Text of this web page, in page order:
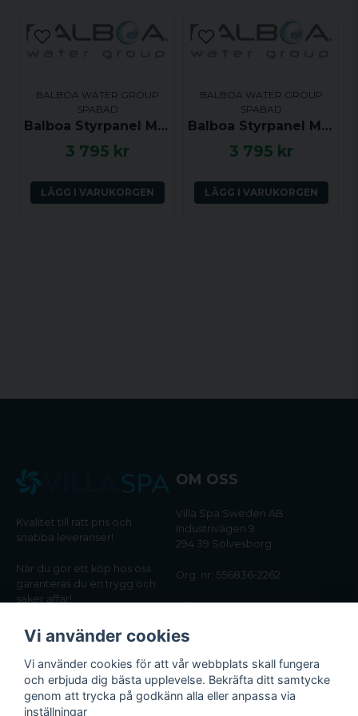
BALBOA WATER GROUP
SPABAD
Balboa Styrpanel ML551 - Light, Mode, Jets 1, Jets 2, Blower, Warm, Cool - 53502
3 795 kr
LÄGG I VARUKORGEN
BALBOA WATER GROUP
SPABAD
Balboa Styrpanel ML551 - Light, Mode, Jets 1, Jets 2, Blower, Warm, Cool - 55304
3 795 kr
LÄGG I VARUKORGEN
Kvalitet till rätt pris och
snabba leveranser!
När du gör ett köp hos oss
garanteras du en trygg och
säker affär!
OM OSS
Villa Spa Sweden AB
Industrivägen 9
294 39 Sölvesborg
Org. nr: 556836-2262
Tel:0456-405566
Email:
INFORMATION
Om oss
Vi använder cookies
Vi använder cookies för att vår webbplats skall fungera
och erbjuda dig bästa upplevelse. Bekräfta ditt samtycke
genom att trycka på godkänn alla eller anpassa via
inställningar